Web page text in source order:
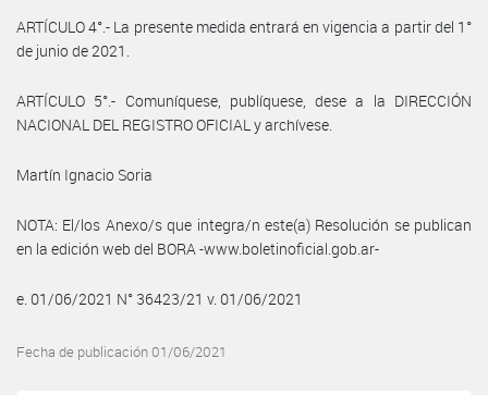
ARTÍCULO 4°.- La presente medida entrará en vigencia a partir del 1°
de junio de 2021.
ARTÍCULO 5°.- Comuníquese, publíquese, dese a la DIRECCIÓN
NACIONAL DEL REGISTRO OFICIAL y archívese.
Martín Ignacio Soria
NOTA: El/los Anexo/s que integra/n este(a) Resolución se publican
en la edición web del BORA -www.boletinoficial.gob.ar-
e. 01/06/2021 N° 36423/21 v. 01/06/2021
Fecha de publicación 01/06/2021